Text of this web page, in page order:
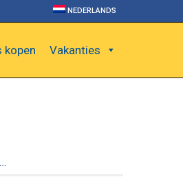
NEDERLANDS
kopen Vakanties